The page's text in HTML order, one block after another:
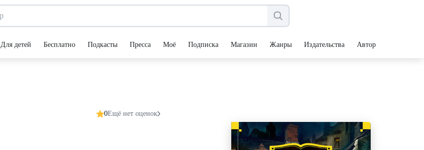
Для детей Бесплатно Подкасты Пресса Моё Подписка Магазин Жанры Издательства Авторы
0Ещё нет оценок